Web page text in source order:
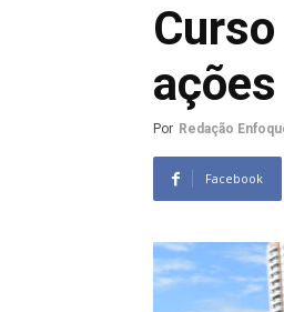
Por Redação
Facebook